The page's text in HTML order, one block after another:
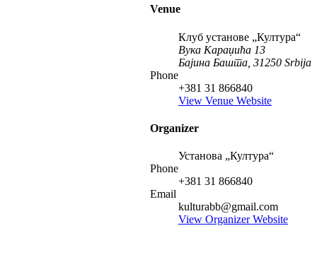
Venue
Клуб установе „Култура“
Вука Караџића 13
Бајина Башта 31250 Srbija
Phone
+381 31 866840
View Venue Website
Organizer
Установа „Култура“
Phone
+381 31 866840
Email
kulturabb@gmail.com
View Organizer Website